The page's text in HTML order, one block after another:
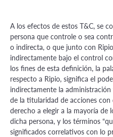
A los efectos de estos T&C, se
persona que controle o sea
o indirecta, o que junto con
indirectamente bajo el control
los fines de esta definición, la
respecto a Ripio, significa el
indirectamente la
de la titularidad de acciones
derecho a elegir a la mayoría
dicha persona, y los términos
significados correlativos con lo